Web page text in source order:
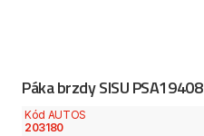
Páka brzdy SISU PSA19408
Kód AUTOS
203180